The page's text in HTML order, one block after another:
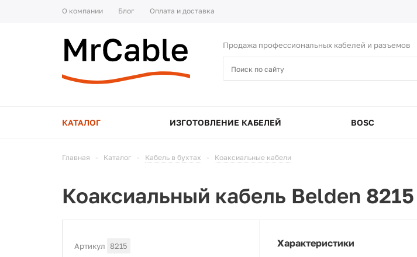
О компании Блог Оплата и доставка
Продажа профессиональных кабелей и разъемов
КАТАЛОГ ИЗГОТОВЛЕНИЕ КАБЕЛЕЙ BOSC
Главная - Каталог - Кабель в бухтах - Коаксиальные кабели
Коаксиальный кабель Belden 8215
Артикул 8215 Характеристики